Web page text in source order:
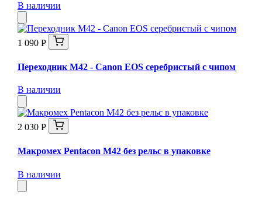
В наличии
1 090 Р
Переходник M42 - Canon EOS серебристый с чипом
В наличии
2 030 Р
Макромех Pentaсon M42 без рельс в упаковке
В наличии